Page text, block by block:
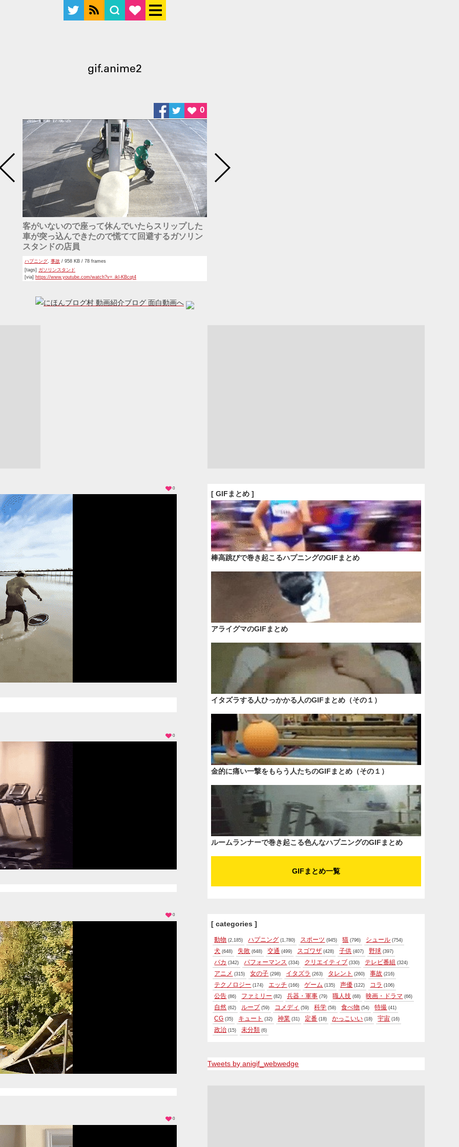
gif.anime2
客がいないので座って休んでいたらスリップした
車が突っ込んできたので慌てて回避するガソリン
スタンドの店員
ハプニング 事故 / 958 KB / 78 frames
[tags] ガソリンスタンド
[via] https://www.youtube.com/watch?v=_ikl-KBcqt4
0
0
0
0
0
[ GIFまとめ ]
棒高跳びで巻き起こるハプニングのGIFまとめ
アライグマのGIFまとめ
イタズラする人ひっかかる人のGIFまとめ（その１）
金的に痛い一撃をもらう人たちのGIFまとめ（その１）
ルームランナーで巻き起こる色んなハプニングのGIFまとめ
GIFまとめ一覧
[ categories ]
動物 (2,185) ハプニング (1,780) スポーツ (945) 猫 (796) シュール (754)
犬 (648) 失敗 (648) 交通 (499) スゴワザ (428) 子供 (407) 野球 (397)
バカ (342) パフォーマンス (334) クリエイティブ (330) テレビ番組 (324)
アニメ (315) 女の子 (298) イタズラ (263) タレント (260) 事故 (216)
テクノロジー (174) エッチ (166) ゲーム (135) 声優 (122) コラ (106)
公告 (86) ファミリー (82) 兵器・軍事 (79) 職人技 (68) 映画・ドラマ (66)
自然 (62) ループ (59) コメディ (59) 科学 (58) 食べ物 (54) 特撮 (41)
CG (35) キュート (32) 神業 (31) 定番 (18) かっこいい (18) 宇宙 (16)
政治 (15) 未分類 (6)
Tweets by anigif_webwedge